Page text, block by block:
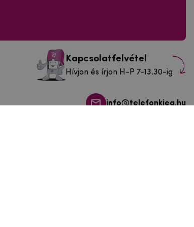
Kapcsolatfelvétel
Hívjon és írjon H-P 7-13.30-ig
info@telefonkieg.hu